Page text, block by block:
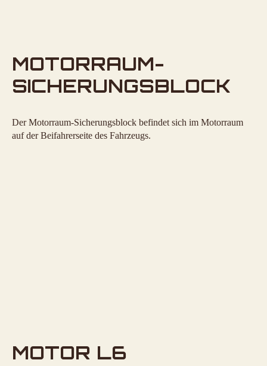
MOTORRAUM-
SICHERUNGSBLOCK
Der Motorraum-Sicherungsblock befindet sich im Motorraum
auf der Beifahrerseite des Fahrzeugs.
MOTOR L6